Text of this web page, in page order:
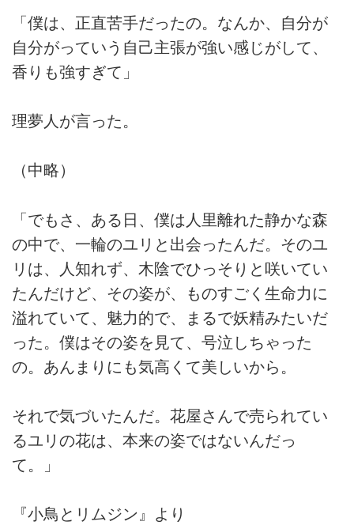
「僕は、正直苦手だったの。なんか、自分が
自分がっていう自己主張が強い感じがして、
香りも強すぎて」
理夢人が言った。
（中略）
「でもさ、ある日、僕は人里離れた静かな森
の中で、一輪のユリと出会ったんだ。そのユ
リは、人知れず、木陰でひっそりと咲いてい
たんだけど、その姿が、ものすごく生命力に
溢れていて、魅力的で、まるで妖精みたいだ
った。僕はその姿を見て、号泣しちゃった
の。あんまりにも気高くて美しいから。
それで気づいたんだ。花屋さんで売られてい
るユリの花は、本来の姿ではないんだっ
て。」
『小鳥とリムジン』より